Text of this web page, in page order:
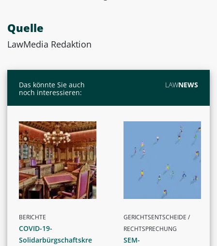
Quelle
LawMedia Redaktion
Das könnte Sie auch
noch interessieren:
LAWNEWS
BERICHTE
COVID-19-
Solidarbürgschaftskre
GERICHTSENTSCHEIDE /
RECHTSPRECHUNG
SEM-